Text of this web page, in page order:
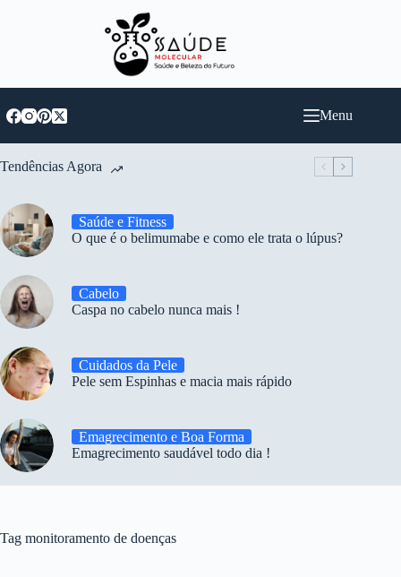
Menu
Tendências Agora
Saúde e Fitness
O que é o belimumabe e como ele trata o lúpus?
Cabelo
Caspa no cabelo nunca mais !
Cuidados da Pele
Pele sem Espinhas e macia mais rápido
Emagrecimento e Boa Forma
Emagrecimento saudável todo dia !
Tag monitoramento de doenças